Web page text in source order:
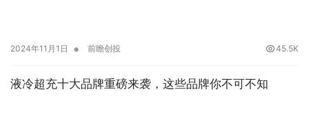
2024年11月1日 • 前瞻创投 45.5K
液冷超充十大品牌重磅来袭，这些品牌你不可不知